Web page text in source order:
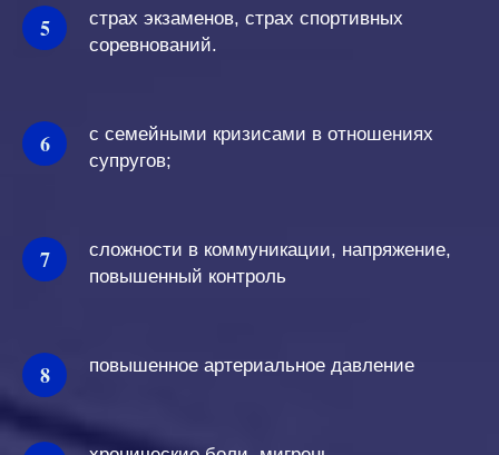
страх экзаменов, страх спортивных
соревнований.
с семейными кризисами в отношениях
супругов;
сложности в коммуникации, напряжение,
повышенный контроль
повышенное артериальное давление